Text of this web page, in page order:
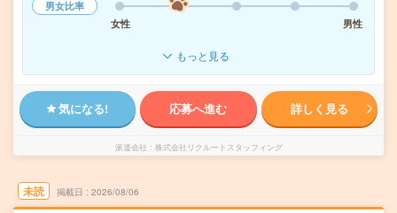
男女比率
女性
男性
もっと見る
気になる! 応募へ進む 詳しく見る
派遣会社 株式会社リクルートスタッフィング
未読 掲載日 2026/08/06